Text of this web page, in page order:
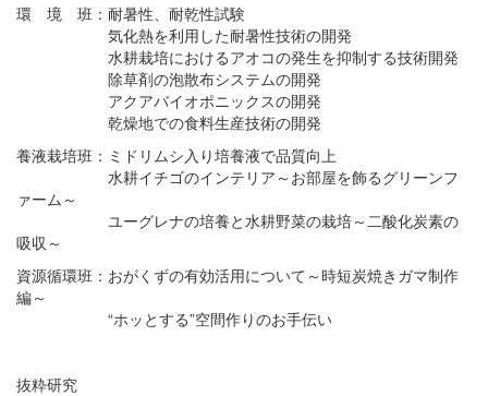
環 境 班：耐暑性、耐乾性試験
気化熱を利用した耐暑性技術の開発
水耕栽培におけるアオコの発生を抑制する技術開発
除草剤の泡散布システムの開発
アクアバイオポニックスの開発
乾燥地での食料生産技術の開発
養液栽培班：ミドリムシ入り培養液で品質向上
水耕イチゴのインテリア～お部屋を飾るグリーンフ
ァーム～
ユーグレナの培養と水耕野菜の栽培～二酸化炭素の
吸収～
資源循環班：おがくずの有効活用について～時短炭焼きガマ制作
編～
“ホッとする”空間作りのお手伝い
抜粋研究